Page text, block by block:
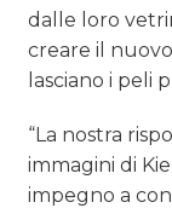
dalle loro
creare il
lasciano i peli
“La nostra
immagini di
impegno a